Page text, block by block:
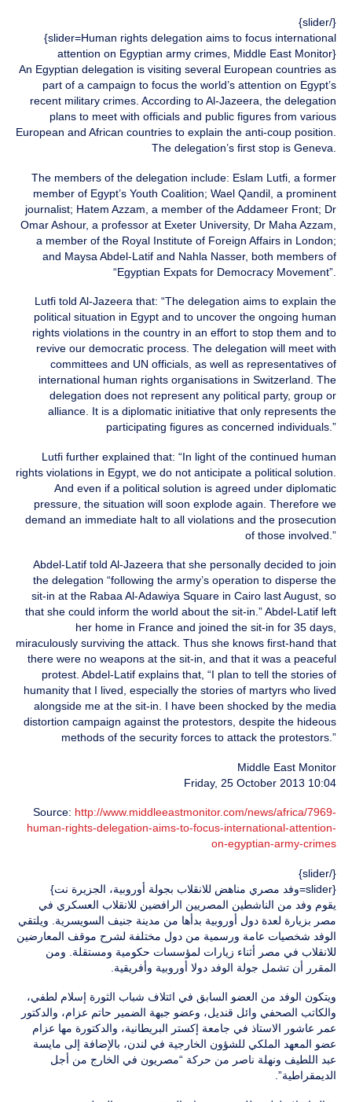
{/slider}
{slider=Human rights delegation aims to focus international
attention on Egyptian army crimes, Middle East Monitor}
An Egyptian delegation is visiting several European countries as
part of a campaign to focus the world’s attention on Egypt’s
recent military crimes. According to Al-Jazeera, the delegation
plans to meet with officials and public figures from various
European and African countries to explain the anti-coup position.
The delegation’s first stop is Geneva.
The members of the delegation include: Eslam Lutfi, a former
member of Egypt’s Youth Coalition; Wael Qandil, a prominent
journalist; Hatem Azzam, a member of the Addameer Front; Dr
Omar Ashour, a professor at Exeter University, Dr Maha Azzam,
a member of the Royal Institute of Foreign Affairs in London;
and Maysa Abdel-Latif and Nahla Nasser, both members of
“Egyptian Expats for Democracy Movement”.
Lutfi told Al-Jazeera that: “The delegation aims to explain the
political situation in Egypt and to uncover the ongoing human
rights violations in the country in an effort to stop them and to
revive our democratic process. The delegation will meet with
committees and UN officials, as well as representatives of
international human rights organisations in Switzerland. The
delegation does not represent any political party, group or
alliance. It is a diplomatic initiative that only represents the
participating figures as concerned individuals.”
Lutfi further explained that: “In light of the continued human
rights violations in Egypt, we do not anticipate a political solution.
And even if a political solution is agreed under diplomatic
pressure, the situation will soon explode again. Therefore we
demand an immediate halt to all violations and the prosecution
of those involved.”
Abdel-Latif told Al-Jazeera that she personally decided to join
the delegation “following the army’s operation to disperse the
sit-in at the Rabaa Al-Adawiya Square in Cairo last August, so
that she could inform the world about the sit-in.” Abdel-Latif left
her home in France and joined the sit-in for 35 days,
miraculously surviving the attack. Thus she knows first-hand that
there were no weapons at the sit-in, and that it was a peaceful
protest. Abdel-Latif explains that, “I plan to tell the stories of
humanity that I lived, especially the stories of martyrs who lived
alongside me at the sit-in. I have been shocked by the media
distortion campaign against the protestors, despite the hideous
methods of the security forces to attack the protestors.”
Middle East Monitor
Friday, 25 October 2013 10:04
Source: http://www.middleeastmonitor.com/news/africa/7969-
human-rights-delegation-aims-to-focus-international-attention-
on-egyptian-army-crimes
{/slider}
{slider=وفد مصري مناهض للانقلاب بجولة أوروبية، الجزيرة نت}
يقوم وفد من الناشطين المصريين الرافضين للانقلاب العسكري في
مصر بزيارة لعدة دول أوروبية بدأها من مدينة جنيف السويسرية. ويلتقي
الوفد شخصيات عامة ورسمية من دول مختلفة لشرح موقف المعارضين
للانقلاب في مصر أثناء زيارات لمؤسسات حكومية ومستقلة. ومن
المقرر أن تشمل جولة الوفد دولا أوروبية وأفريقية.
ويتكون الوفد من العضو السابق في ائتلاف شباب الثورة إسلام لطفي،
والكاتب الصحفي وائل قنديل، وعضو جبهة الضمير حاتم عزام، والدكتور
عمر عاشور الاستاذ في جامعة إكستر البريطانية، والدكتورة مها عزام
عضو المعهد الملكي للشؤون الخارجية في لندن، بالإضافة إلى مايسة
عبد اللطيف ونهلة ناصر من حركة “مصريون في الخارج من أجل
الديمقراطية”.